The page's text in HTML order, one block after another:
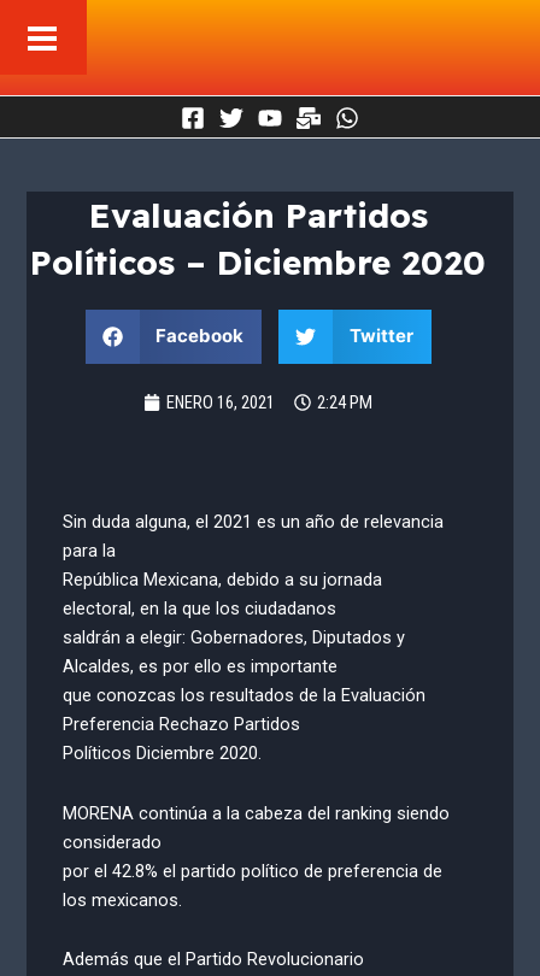
contenido
Evaluación Partidos
Políticos – Diciembre 2020
Facebook Twitter
ENERO 16, 2021 2:24 PM
Sin duda alguna, el 2021 es un año de relevancia
para la
República Mexicana, debido a su jornada
electoral, en la que los ciudadanos
saldrán a elegir: Gobernadores, Diputados y
Alcaldes, es por ello es importante
que conozcas los resultados de la Evaluación
Preferencia Rechazo Partidos
Políticos Diciembre 2020.
MORENA continúa a la cabeza del ranking siendo
considerado
por el 42.8% el partido político de preferencia de
los mexicanos.
Además que el Partido Revolucionario